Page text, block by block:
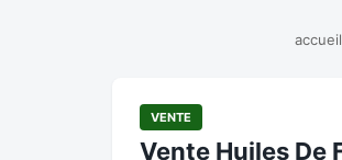
accueil
VENTE
Vente Huiles De